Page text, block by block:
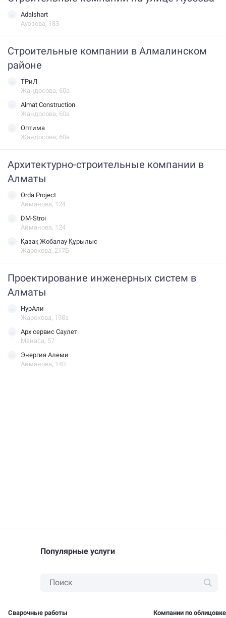
Adalshart
Ауэзова, 183
Строительные компании в Алмалинском
районе
ТРиЛ
Жандосова, 60а
Almat Construction
Жандосова, 60а
Оптима
Жандосова, 60а
Архитектурно-строительные компании в
Алматы
Orda Project
Айманова, 124
DM-Stroi
Айманова, 124
Қазақ Жобалау Құрылыс
Жарокова, 217Б
Проектирование инженерных систем в
Алматы
НурАли
Жарокова, 198а
Арх сервис Саулет
Манаса, 57
Энергия Алеми
Айманова, 140
Популярные услуги
Сварочные работы
Компании по